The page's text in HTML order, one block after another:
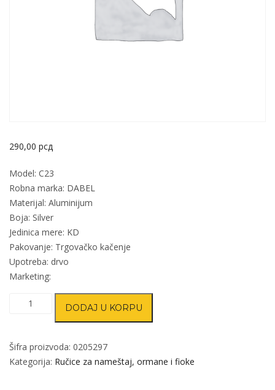
290,00 рсд
Model: C23
Robna marka: DABEL
Materijal: Aluminijum
Boja: Silver
Jedinica mere: KD
Pakovanje: Trgovačko kačenje
Upotreba: drvo
Marketing:
Ručica
C23
Silver
DODAJ U KORPU
Šifra proizvoda: 0205297
Kategorija: Ručice za nameštaj, ormane i fioke